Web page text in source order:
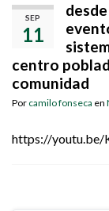
SEP
11
centro
comunidad
Por camilo fonseca en
https://youtu.be/